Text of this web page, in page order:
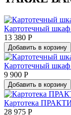
Картотечный
13 380 Р
Добавить в корзину
Картотечный
9 900 Р
Добавить в корзину
Картотека
28 975 Р